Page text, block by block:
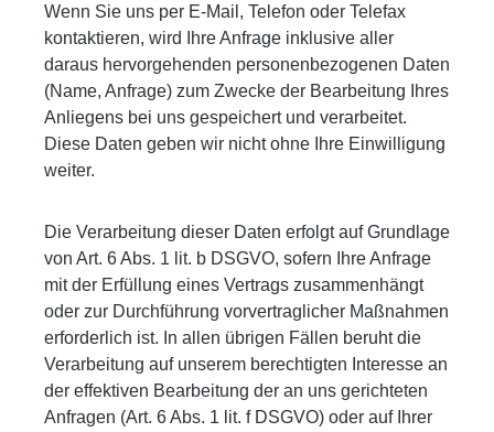
Wenn Sie uns per E-Mail, Telefon oder Telefax
kontaktieren, wird Ihre Anfrage inklusive aller
daraus hervorgehenden personenbezogenen Daten
(Name, Anfrage) zum Zwecke der Bearbeitung Ihres
Anliegens bei uns gespeichert und verarbeitet.
Diese Daten geben wir nicht ohne Ihre Einwilligung
weiter.
Die Verarbeitung dieser Daten erfolgt auf Grundlage
von Art. 6 Abs. 1 lit. b DSGVO, sofern Ihre Anfrage
mit der Erfüllung eines Vertrags zusammenhängt
oder zur Durchführung vorvertraglicher Maßnahmen
erforderlich ist. In allen übrigen Fällen beruht die
Verarbeitung auf unserem berechtigten Interesse an
der effektiven Bearbeitung der an uns gerichteten
Anfragen (Art. 6 Abs. 1 lit. f DSGVO) oder auf Ihrer